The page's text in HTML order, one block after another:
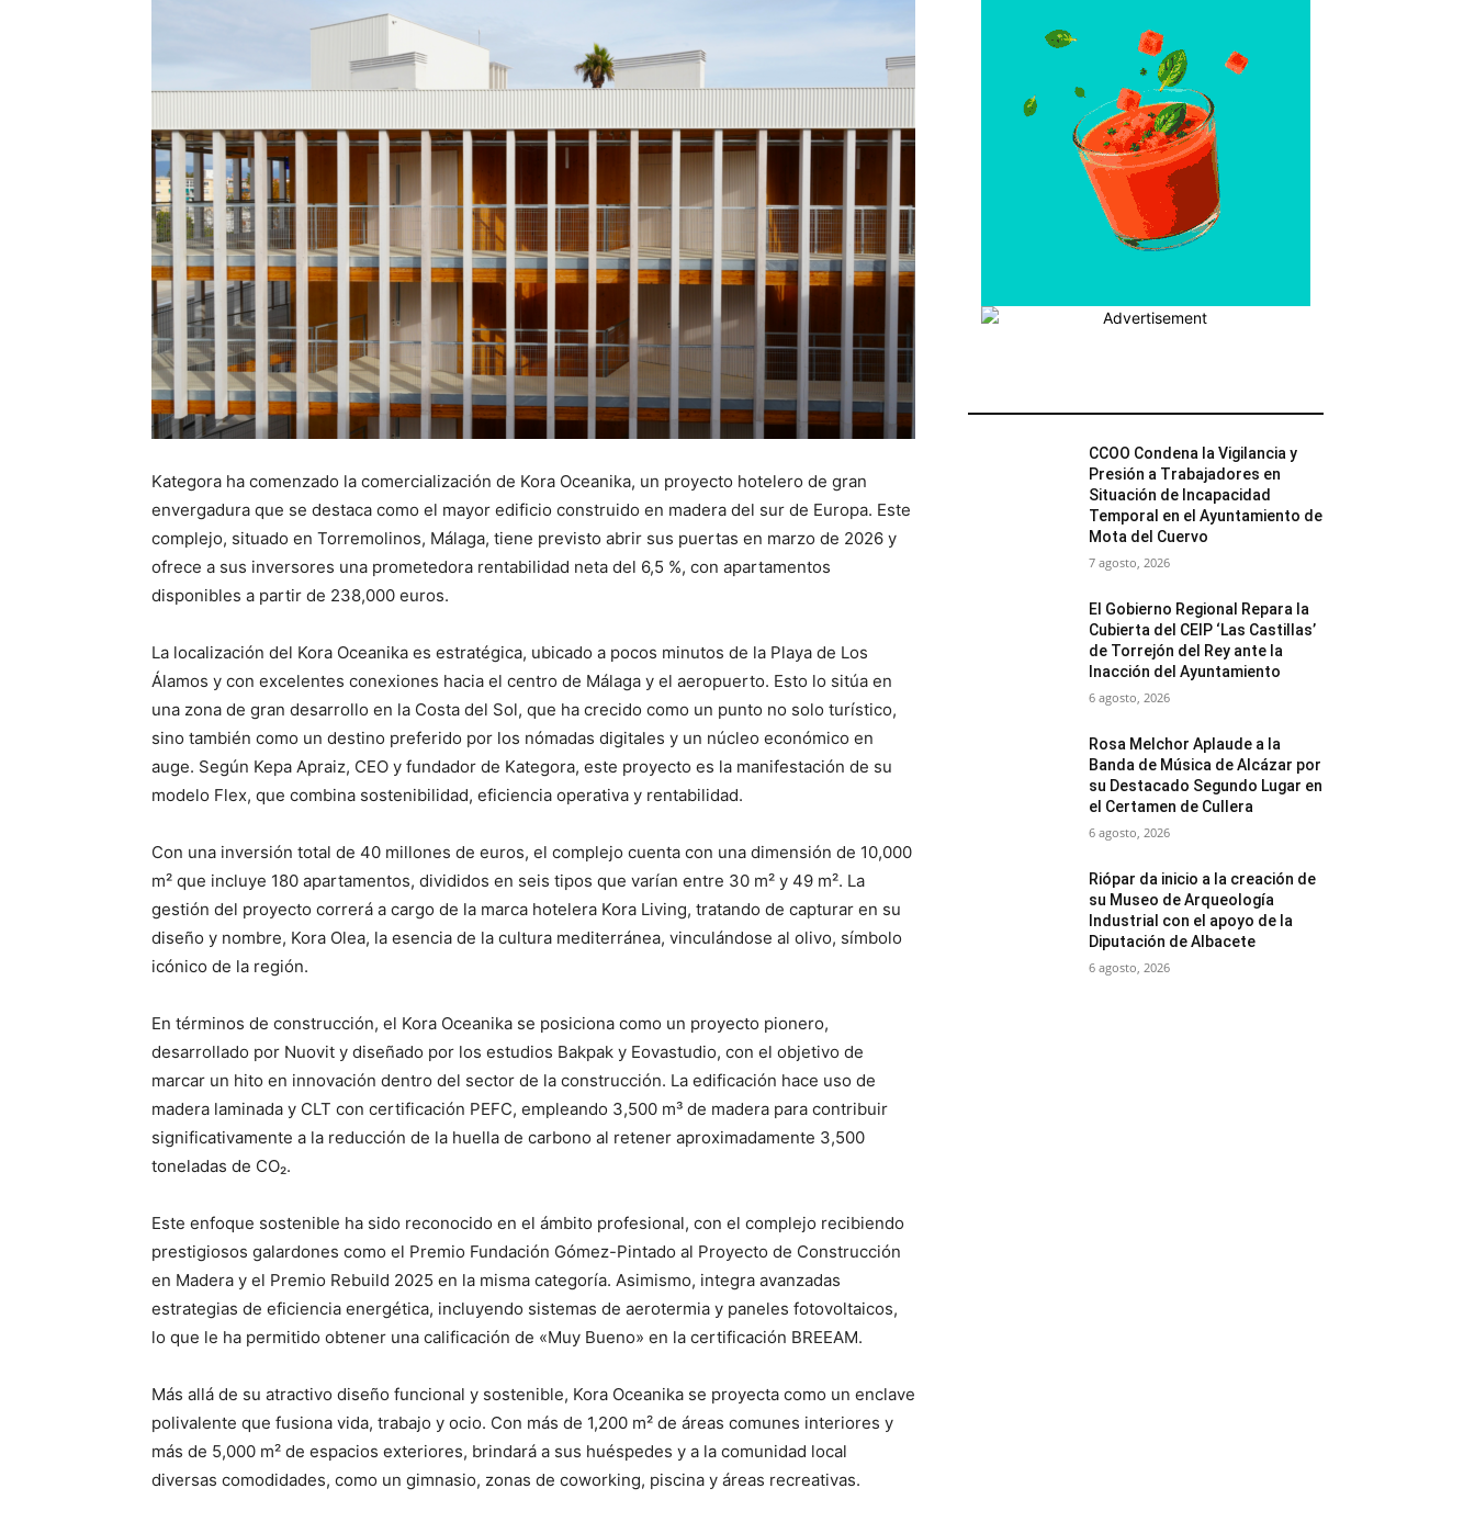
Kategora ha comenzado la comercialización de Kora Oceanika, un proyecto hotelero de gran
envergadura que se destaca como el mayor edificio construido en madera del sur de Europa. Este
complejo, situado en Torremolinos, Málaga, tiene previsto abrir sus puertas en marzo de 2026 y
ofrece a sus inversores una prometedora rentabilidad neta del 6,5 %, con apartamentos
disponibles a partir de 238,000 euros.
La localización del Kora Oceanika es estratégica, ubicado a pocos minutos de la Playa de Los
Álamos y con excelentes conexiones hacia el centro de Málaga y el aeropuerto. Esto lo sitúa en
una zona de gran desarrollo en la Costa del Sol, que ha crecido como un punto no solo turístico,
sino también como un destino preferido por los nómadas digitales y un núcleo económico en
auge. Según Kepa Apraiz, CEO y fundador de Kategora, este proyecto es la manifestación de su
modelo Flex, que combina sostenibilidad, eficiencia operativa y rentabilidad.
Con una inversión total de 40 millones de euros, el complejo cuenta con una dimensión de 10,000
m² que incluye 180 apartamentos, divididos en seis tipos que varían entre 30 m² y 49 m². La
gestión del proyecto correrá a cargo de la marca hotelera Kora Living, tratando de capturar en su
diseño y nombre, Kora Olea, la esencia de la cultura mediterránea, vinculándose al olivo, símbolo
icónico de la región.
En términos de construcción, el Kora Oceanika se posiciona como un proyecto pionero,
desarrollado por Nuovit y diseñado por los estudios Bakpak y Eovastudio, con el objetivo de
marcar un hito en innovación dentro del sector de la construcción. La edificación hace uso de
madera laminada y CLT con certificación PEFC, empleando 3,500 m³ de madera para contribuir
significativamente a la reducción de la huella de carbono al retener aproximadamente 3,500
toneladas de CO₂.
Este enfoque sostenible ha sido reconocido en el ámbito profesional, con el complejo recibiendo
prestigiosos galardones como el Premio Fundación Gómez-Pintado al Proyecto de Construcción
en Madera y el Premio Rebuild 2025 en la misma categoría. Asimismo, integra avanzadas
estrategias de eficiencia energética, incluyendo sistemas de aerotermia y paneles fotovoltaicos,
lo que le ha permitido obtener una calificación de «Muy Bueno» en la certificación BREEAM.
Más allá de su atractivo diseño funcional y sostenible, Kora Oceanika se proyecta como un enclave
polivalente que fusiona vida, trabajo y ocio. Con más de 1,200 m² de áreas comunes interiores y
más de 5,000 m² de espacios exteriores, brindará a sus huéspedes y a la comunidad local
diversas comodidades, como un gimnasio, zonas de coworking, piscina y áreas recreativas.
CCOO Condena la Vigilancia y
Presión a Trabajadores en
Situación de Incapacidad
Temporal en el Ayuntamiento de
Mota del Cuervo
7 agosto, 2026
El Gobierno Regional Repara la
Cubierta del CEIP ‘Las Castillas’
de Torrejón del Rey ante la
Inacción del Ayuntamiento
6 agosto, 2026
Rosa Melchor Aplaude a la
Banda de Música de Alcázar por
su Destacado Segundo Lugar en
el Certamen de Cullera
6 agosto, 2026
Riópar da inicio a la creación de
su Museo de Arqueología
Industrial con el apoyo de la
Diputación de Albacete
6 agosto, 2026